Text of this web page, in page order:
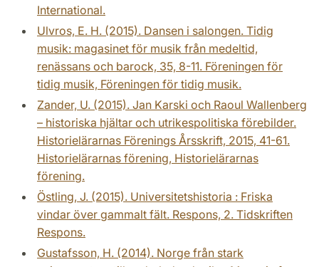
International.
Ulvros, E. H. (2015). Dansen i salongen. Tidig
musik: magasinet för musik från medeltid,
renässans och barock, 35, 8-11. Föreningen för
tidig musik, Föreningen för tidig musik.
Zander, U. (2015). Jan Karski och Raoul Wallenberg
– historiska hjältar och utrikespolitiska förebilder.
Historielärarnas Förenings Årsskrift, 2015, 41-61.
Historielärarnas förening, Historielärarnas
förening.
Östling, J. (2015). Universitetshistoria : Friska
vindar över gammalt fält. Respons, 2. Tidskriften
Respons.
Gustafsson, H. (2014). Norge från stark